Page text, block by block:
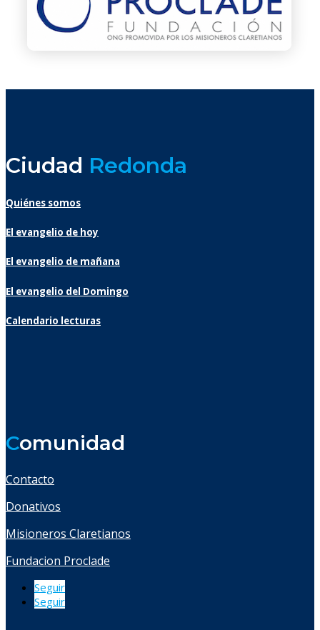
Ciudad Redonda
Quiénes somos
El evangelio de hoy
El evangelio de mañana
El evangelio del Domingo
Calendario lecturas
Comunidad
Contacto
Donativos
Misioneros Claretianos
Fundacion Proclade
Seguir
Seguir